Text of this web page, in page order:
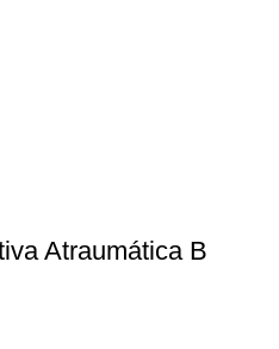
Atraumática B